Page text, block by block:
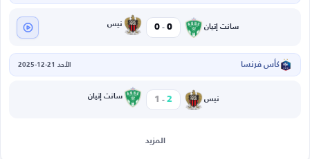
سانت إتيان 0
-
0 نيس
كأس فرنسا الأحد 21-12-2025
نيس 2
-
1 سانت إتيان
المزيد